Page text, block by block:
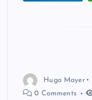
Hugo Mayer
0 Comments